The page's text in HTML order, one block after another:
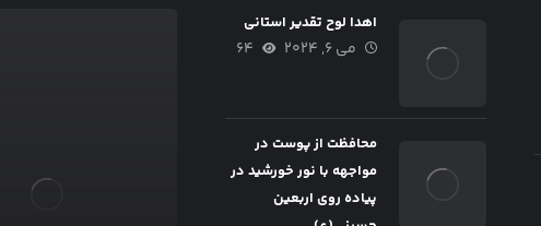
اهدا لوح تقدیر استانی
می ۶, ۲۰۲۴ ۶۴
محافظت از پوست در
مواجهه با نور خورشید در
پیاده روی اربعین